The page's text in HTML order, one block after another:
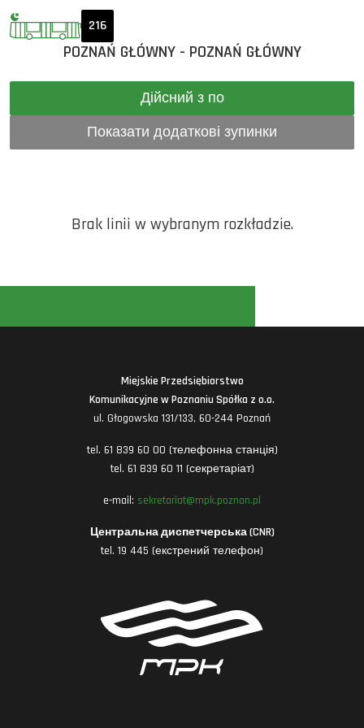
216
POZNAŃ GŁÓWNY - POZNAŃ GŁÓWNY
Дійсний з по
Показати додаткові зупинки
Brak linii w wybranym rozkładzie.
Miejskie Przedsiębiorstwo
Komunikacyjne w Poznaniu Spółka z o.o.
ul. Głogowska 131/133, 60-244 Poznań
tel. 61 839 60 00 (телефонна станція)
tel. 61 839 60 11 (секретаріат)
e-mail: sekretariat@mpk.poznan.pl
Центральна диспетчерська (CNR)
tel. 19 445 (екстрений телефон)